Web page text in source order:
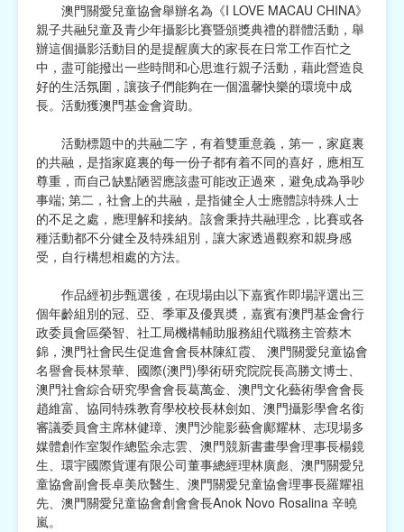
宗教
慈善中介及志願活動推廣
公民社團及同鄉會
國際
其他
澳門關愛兒童協會舉辦名為《I LOVE MACAU CHINA》
親子共融兒童及青少年攝影比賽暨頒獎典禮的群體活動，舉
辦這個攝影活動目的是提醒廣大的家長在日常工作百忙之
中，盡可能撥出一些時間和心思進行親子活動，藉此營造良
好的生活氛圍，讓孩子們能夠在一個溫馨快樂的環境中成
長。活動獲澳門基金會資助。
活動標題中的共融二字，有着雙重意義，第一，家庭裏
的共融，是指家庭裏的每一份子都有着不同的喜好，應相互
尊重，而自己缺點陋習應該盡可能改正過來，避免成為爭吵
事端; 第二，社會上的共融，是指健全人士應體諒特殊人士
的不足之處，應理解和接納。該會秉持共融理念，比賽或各
種活動都不分健全及特殊組別，讓大家透過觀察和親身感
受，自行構想相處的方法。
作品經初步甄選後，在現場由以下嘉賓作即場評選出三
個年齡組別的冠、亞、季軍及優異奬，嘉賓有澳門基金會行
政委員會區榮智、社工局機構輔助服務組代職務主管蔡木
錦，澳門社會民生促進會會長林陳紅霞、 澳門關愛兒童協會
名譽會長林景華、國際(澳門)學術研究院院長高勝文博士、
澳門社會綜合研究學會會長葛萬金、澳門文化藝術學會會長
趙維富、協同特殊教育學校校長林劍如、澳門攝影學會名銜
審議委員會主席林健璋、澳門沙龍影藝會鄺耀林、志現場多
媒體創作室製作總監余志雲、澳門競新書畫學會理事長楊鏡
生、環宇國際貨運有限公司董事總經理林廣彪、澳門關愛兒
童協會副會長卓美欣醫生、澳門關愛兒童協會理事長羅耀祖
先、澳門關愛兒童協會創會會長Anok Novo Rosalina 辛曉
嵐。